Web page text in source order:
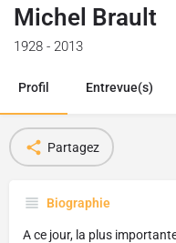
Michel Brault
1928 - 2013
Profil Entrevue(s)
Partagez
Biographie
A ce jour, la plus